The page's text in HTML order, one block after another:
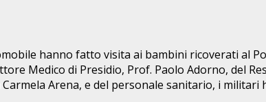
hanno fatto visita ai bambini ricoverati al
Medico di Presidio, Prof. Paolo Adorno, del
Arena, e del personale sanitario, i